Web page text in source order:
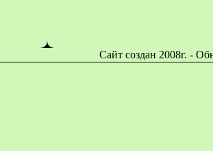
Сайт создан 2008г. -